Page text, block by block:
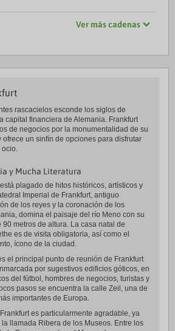
Ver más cadenas
rascacielos esconde los siglos de
capital financiera de Alemania. Frankfurt
de negocios por la monumentalidad de su
ofrece un sinfín de opciones para disfrutar
ocio.
y Mucha Literatura
plagado de hitos históricos, artísticos y
Imperial de Frankfurt, antiguo
de los reyes y la coronación de los
domina el paisaje del río Meno con su
90 metros de altura. La casa natal de
es de visita obligatoria, así como el
ícono de la ciudad.
el principal punto de reunión de Frankfurt
por sugestivos edificios góticos, en
del fútbol, hombres de negocios, turistas y
pasos se encuentra la calle Zeil, una de
importantes de Europa.
es particularmente agradable, ya
llamada Ribera de los Museos. Entre los